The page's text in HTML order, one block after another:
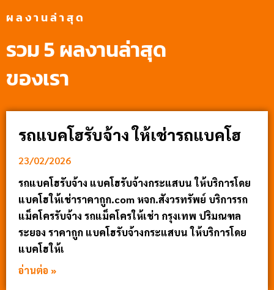
ผลงานล่าสุด
รวม 5 ผลงานล่าสุด
ของเรา
รถแบคโฮรับจ้าง ให้เช่ารถแบคโฮ
23/02/2026
รถแบคโฮรับจ้าง แบคโฮรับจ้างกระแสบน ให้บริการโดย
แบคโฮให้เช่าราคาถูก.com หจก.สังวรทรัพย์ บริการรถ
แม็คโครรับจ้าง รถแม็คโครให้เช่า กรุงเทพ ปริมณฑล
ระยอง ราคาถูก แบคโฮรับจ้างกระแสบน ให้บริการโดย
แบคโฮให้เ
อ่านต่อ »